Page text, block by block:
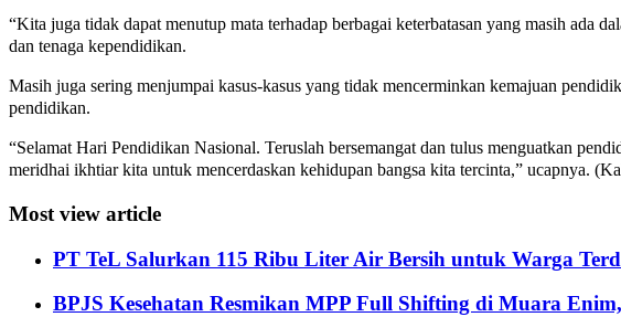
“Kita juga tidak dapat menutup mata terhadap berbagai keterbatasan yang masih ada
dan tenaga kependidikan.
Masih juga sering menjumpai kasus-kasus yang tidak mencerminkan kemajuan
pendidikan.
“Selamat Hari Pendidikan Nasional. Teruslah bersemangat dan tulus menguatkan
meridhai ikhtiar kita untuk mencerdaskan kehidupan bangsa kita tercinta,” ucapnya.
Most view article
PT TeL Salurkan 115 Ribu Liter Air Bersih untuk Warga
BPJS Kesehatan Resmikan MPP Full Shifting di Muara